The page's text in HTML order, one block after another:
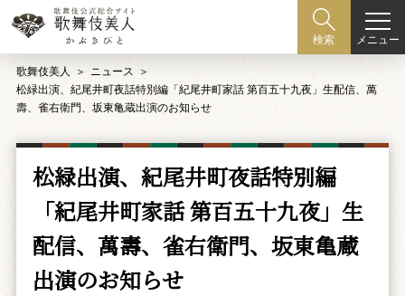
検索 メニュー
歌舞伎美人
ニュース
松緑出演、紀尾井町夜話特別編「紀尾井町家話 第百五十九夜」生配信、萬
壽、雀右衛門、坂東亀蔵出演のお知らせ
松緑出演、紀尾井町夜話特別編
「紀尾井町家話 第百五十九夜」生
配信、萬壽、雀右衛門、坂東亀蔵
出演のお知らせ